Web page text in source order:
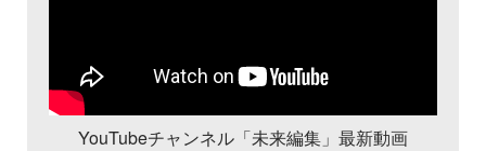
YouTubeチャンネル「未来編集」最新動画